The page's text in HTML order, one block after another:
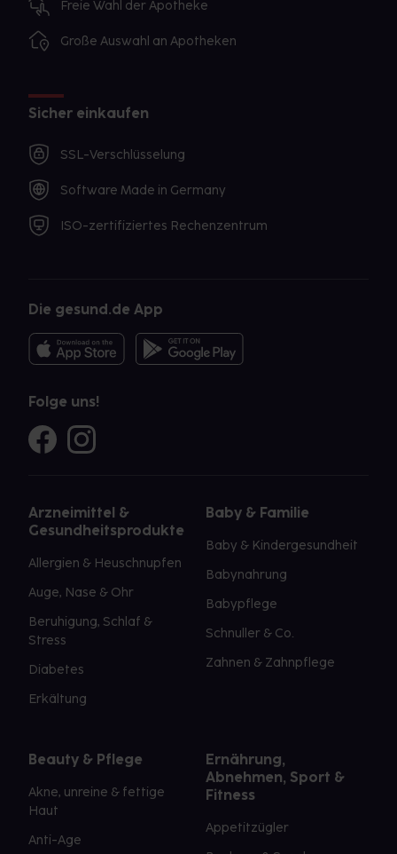
Freie Wahl der Apotheke
Große Auswahl an Apotheken
Sicher einkaufen
SSL-Verschlüsselung
Software Made in Germany
ISO-zertifiziertes Rechenzentrum
Die gesund.de App
Folge uns!
Arzneimittel &
Gesundheitsprodukte
Allergien & Heuschnupfen
Auge, Nase & Ohr
Beruhigung, Schlaf &
Stress
Diabetes
Erkältung
Baby & Familie
Baby & Kindergesundheit
Babynahrung
Babypflege
Schnuller & Co.
Zahnen & Zahnpflege
Beauty & Pflege
Akne, unreine & fettige
Haut
Anti-Age
Ernährung,
Abnehmen, Sport &
Fitness
Appetitzügler